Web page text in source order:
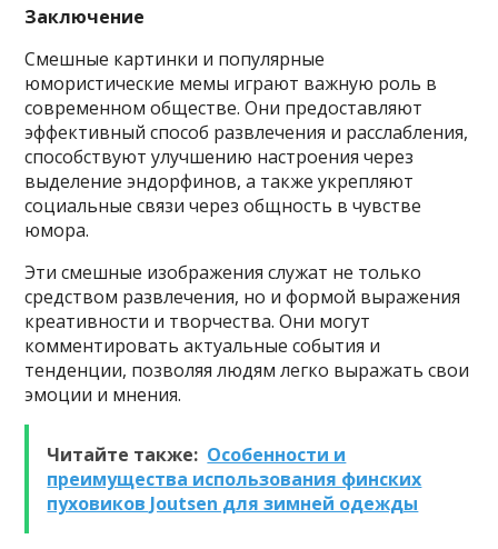
Заключение
Смешные картинки и популярные
юмористические мемы играют важную роль в
современном обществе. Они предоставляют
эффективный способ развлечения и расслабления,
способствуют улучшению настроения через
выделение эндорфинов, а также укрепляют
социальные связи через общность в чувстве
юмора.
Эти смешные изображения служат не только
средством развлечения, но и формой выражения
креативности и творчества. Они могут
комментировать актуальные события и
тенденции, позволяя людям легко выражать свои
эмоции и мнения.
Читайте также: Особенности и
преимущества использования финских
пуховиков Joutsen для зимней одежды